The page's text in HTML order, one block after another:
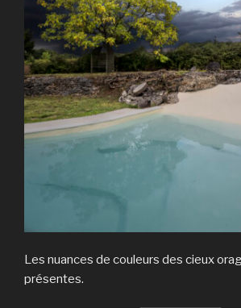
Les nuances de couleurs des cieux
présentes.